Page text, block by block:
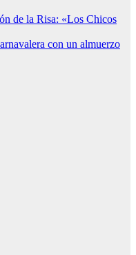
de la Risa: «Los Chicos
con un almuerzo